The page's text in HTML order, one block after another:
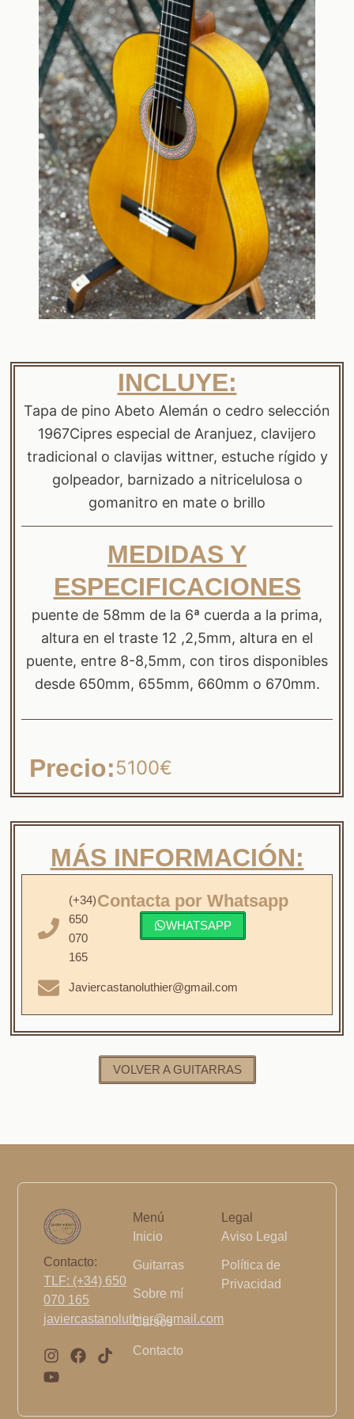
INCLUYE:
Tapa de pino Abeto Alemán o cedro selección
1967Cipres especial de Aranjuez, clavijero
tradicional o clavijas wittner, estuche rígido y
golpeador, barnizado a nitricelulosa o
gomanitro en mate o brillo
MEDIDAS Y
ESPECIFICACIONES
puente de 58mm de la 6ª cuerda a la prima,
altura en el traste 12 ,2,5mm, altura en el
puente, entre 8-8,5mm, con tiros disponibles
desde 650mm, 655mm, 660mm o 670mm.
Precio:5100€
MÁS INFORMACIÓN:
(+34)
650
070
165
Javiercastanoluthier@gmail.com
Contacta por Whatsapp
WHATSAPP
VOLVER A GUITARRAS
Contacto:
TLF: (+34) 650
070 165
javiercastanoluthier@gmail.com
I
n
s
F
T
Y
o
u
Menú
Inicio
Guitarras
Sobre mí
Cursos
Contacto
Legal
Aviso Legal
Política de
Privacidad